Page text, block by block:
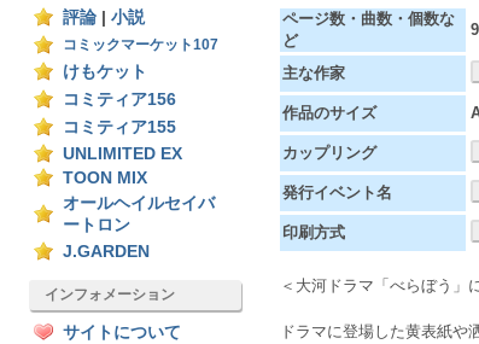
評論
小説
コミックマーケット107
けもケット
コミティア156
コミティア155
UNLIMITED EX
TOON MIX
オールヘイルセイバ
ートロン
J.GARDEN
インフォメーション
サイトについて
ページ数・曲数・個数な
ど
主な作家
作品のサイズ
カップリング
発行イベント名
印刷方式
＜大河ドラマ「べらぼう」
ドラマに登場した黄表紙や